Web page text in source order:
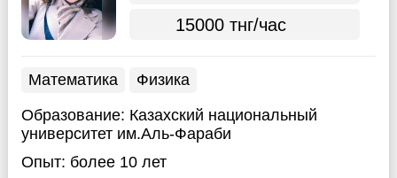
15000 тнг/час
Математика
Физика
Образование: Казахский национальный
университет им.Аль-Фараби
Опыт: более 10 лет